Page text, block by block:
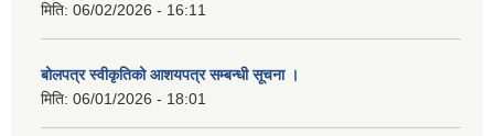
मिति: 06/02/2026 - 16:11
बोलपत्र स्वीकृतिको आशयपत्र सम्बन्धी सूचना ।
मिति: 06/01/2026 - 18:01